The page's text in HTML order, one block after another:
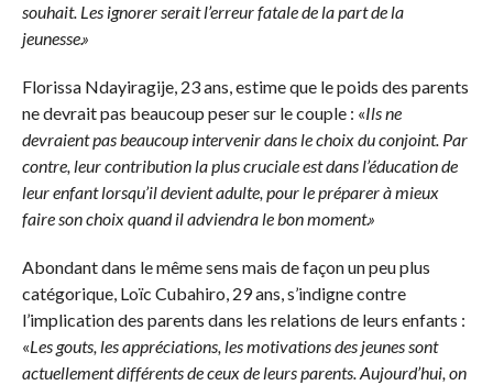
souhait. Les ignorer serait l’erreur fatale de la part de la
jeunesse.»
Florissa Ndayiragije, 23 ans, estime que le poids des parents
ne devrait pas beaucoup peser sur le couple : «Ils ne
devraient pas beaucoup intervenir dans le choix du conjoint. Par
contre, leur contribution la plus cruciale est dans l’éducation de
leur enfant lorsqu’il devient adulte, pour le préparer à mieux
faire son choix quand il adviendra le bon moment.»
Abondant dans le même sens mais de façon un peu plus
catégorique, Loïc Cubahiro, 29 ans, s’indigne contre
l’implication des parents dans les relations de leurs enfants :
«Les gouts, les appréciations, les motivations des jeunes sont
actuellement différents de ceux de leurs parents. Aujourd’hui, on